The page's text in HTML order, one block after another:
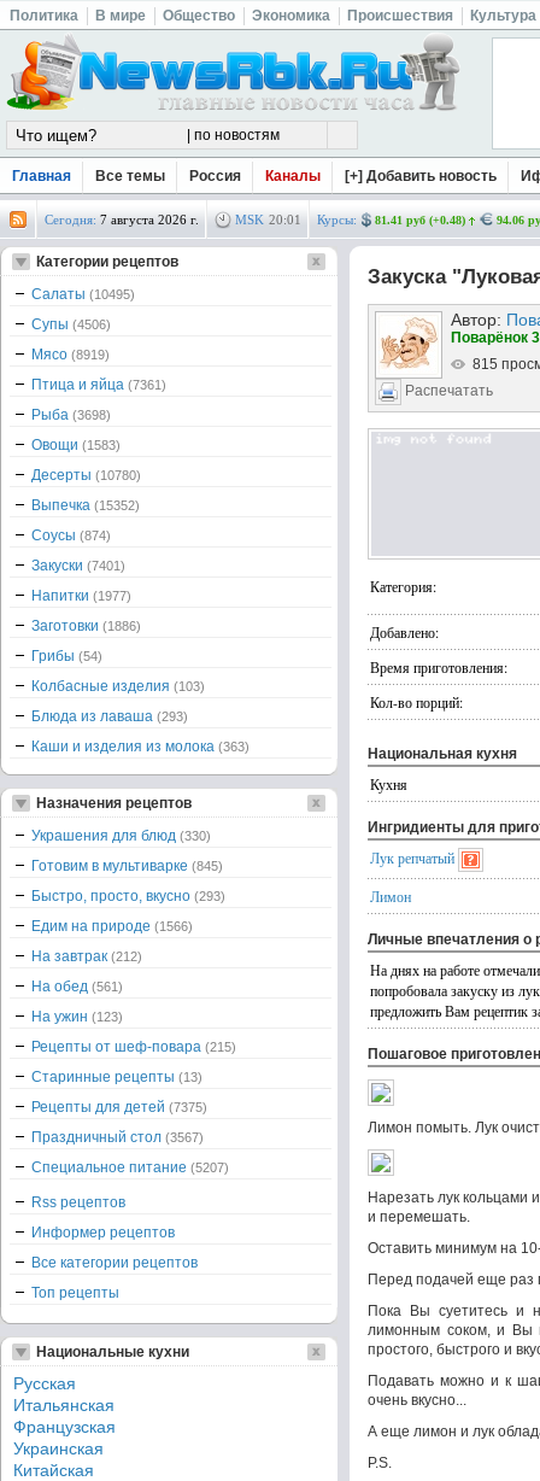
Политика В мире Общество Экономика Происшествия Культура
Главная Все темы Россия Каналы [+] Добавить новость
Сегодня: 7 августа 2026 г. MSK 20:01 Курсы: 81.41 руб (+0.48) 94.06
Закуска
Автор:
Поварёнок
815
Распечатать
Категория:
Добавлено:
Время приготовления:
Кол-во порций:
Национальная кухня
Кухня
Ингридиенты для
Лук репчатый
Лимон
Личные впечатления о
На днях на работе
попробовала закуску из
предложить Вам рецептик
Пошаговое
Лимон помыть. Лук
Нарезать лук кольцами
и перемешать.
Оставить минимум на
Перед подачей еще
Пока Вы суетитесь и
лимонным соком, и Вы
простого, быстрого и
Подавать можно и к
очень вкусно...
А еще лимон и лук
Р.S.
Категории рецептов
Салаты (10495)
Супы (4506)
Мясо (8919)
Птица и яйца (7361)
Рыба (3698)
Овощи (1583)
Десерты (10780)
Выпечка (15352)
Соусы (874)
Закуски (7401)
Напитки (1977)
Заготовки (1886)
Грибы (54)
Колбасные изделия (103)
Блюда из лаваша (293)
Каши и изделия из молока (363)
Назначения рецептов
Украшения для блюд (330)
Готовим в мультиварке (845)
Быстро, просто, вкусно (293)
Едим на природе (1566)
На завтрак (212)
На обед (561)
На ужин (123)
Рецепты от шеф-повара (215)
Старинные рецепты (13)
Рецепты для детей (7375)
Праздничный стол (3567)
Специальное питание (5207)
Rss рецептов
Информер рецептов
Все категории рецептов
Топ рецепты
Национальные кухни
Русская
Итальянская
Французская
Украинская
Китайская